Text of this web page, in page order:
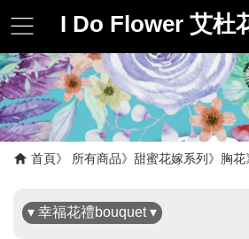
I Do Flower 艾杜
首頁 所有商品 甜蜜花嫁系列 胸花
▾ 幸福花禮bouquet ▾